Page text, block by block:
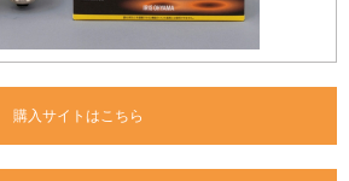
購入サイトはこちら